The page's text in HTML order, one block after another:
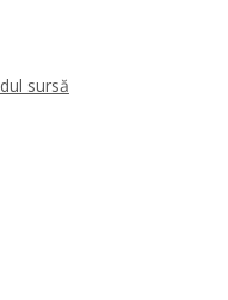
sursă